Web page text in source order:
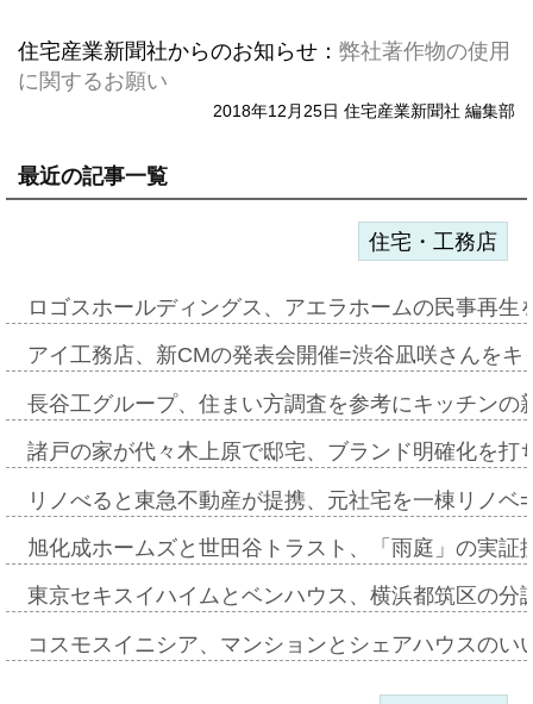
住宅産業新聞社からのお知らせ： 弊社著作物の使用
に関するお願い
2018年12月25日 住宅産業新聞社 編集部
最近の記事一覧
住宅・工務店
ロゴスホールディングス、アエラホームの民事再
アイ工務店、新CMの発表会開催=渋谷凪咲さんを
長谷工グループ、住まい方調査を参考にキッチン
諸戸の家が代々木上原で邸宅、ブランド明確化を
リノべると東急不動産が提携、元社宅を一棟リノ
旭化成ホームズと世田谷トラスト、「雨庭」の実
東京セキスイハイムとベンハウス、横浜都筑区の
コスモスイニシア、マンションとシェアハウスの